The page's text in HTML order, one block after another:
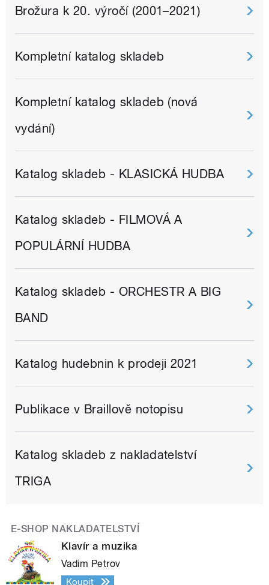
Brožura k 20. výročí (2001–2021)
Kompletní katalog skladeb
Kompletní katalog skladeb (nová
vydání)
Katalog skladeb - KLASICKÁ HUDBA
Katalog skladeb - FILMOVÁ A
POPULÁRNÍ HUDBA
Katalog skladeb - ORCHESTR A BIG
BAND
Katalog hudebnin k prodeji 2021
Publikace v Braillově notopisu
Katalog skladeb z nakladatelství
TRIGA
E-SHOP NAKLADATELSTVÍ
Klavír a muzika
Vadim Petrov
Koupit